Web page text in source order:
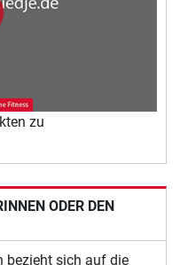
zu
ODER DEN
bezieht sich auf die